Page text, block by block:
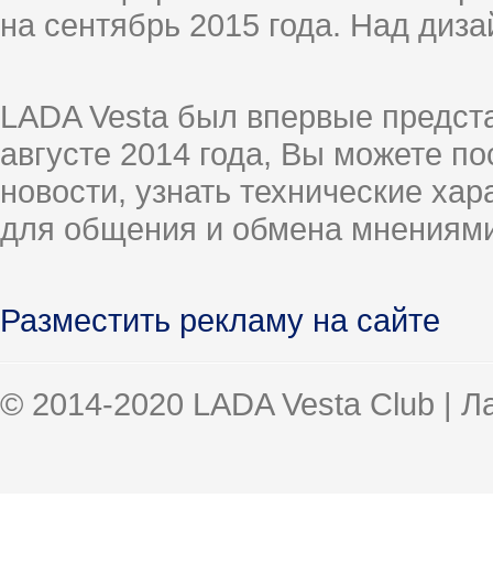
на сентябрь 2015 года. Над
LADA Vesta был впервые
августе 2014 года, Вы можете
новости, узнать технические
для общения и обмена
Разместить рекламу на сайте
© 2014-2020 LADA Vesta Club |